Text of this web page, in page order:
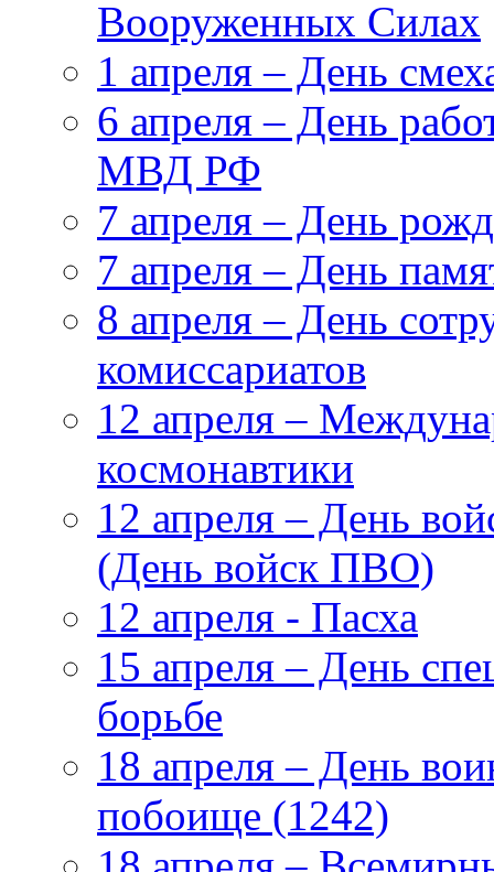
Вооруженных Силах
1 апреля – День
6 апреля – День
МВД РФ
7 апреля – День
7 апреля – День
8 апреля – День
комиссариатов
12 апреля –
космонавтики
12 апреля – День
(День войск ПВО)
12 апреля - Пасха
15 апреля – День
борьбе
18 апреля – День
побоище (1242)